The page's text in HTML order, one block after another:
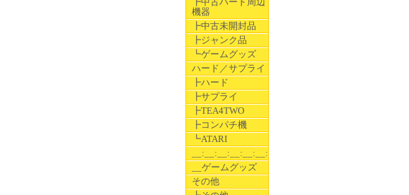
機器
┣中古未開封品
┣ジャンク品
┗ゲームグッズ
ハード／サプライ
┣ハード
┣サプライ
┣TEA4TWO
┣コンパチ機
┗ATARI
__:__:__:__:__:__:__
__ゲームグッズ
その他